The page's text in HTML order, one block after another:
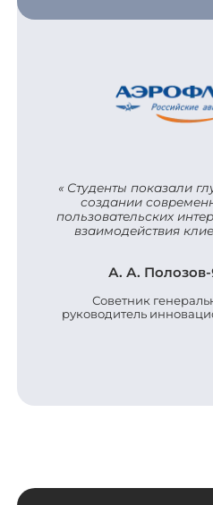
Студенты показали
создании
пользовательских
взаимодействия
А. А.
Советник
руководитель